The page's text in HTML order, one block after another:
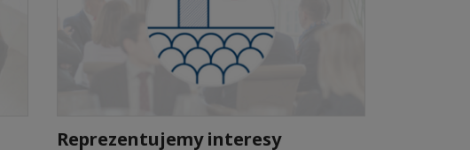
Reprezentujemy interesy